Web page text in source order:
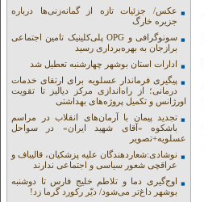
عکس/ جزئیات تازه از گمانه‌زنی‌ها درباره
جزیره خارگ
سونوگرافی و OPG پلی‌کلینیک تامین اجتماعی
برازجان به بهره‌برداری رسید
ادارات استان بوشهر چهارشنبه تعطیل شد
پیگیری فرماندار عسلویه برای ارتقای خدمات
درمانی؛ از راه‌اندازی مرکز دیالیز تا تقویت
اورژانس و تکمیل پروژه‌های بهداشتی
تجدید پیمان با آرمان‌های انقلاب در مراسم
باشکوه «آقای شهید ایران» در سواحل
عسلویه+تصویر
نوشادی:شعاردهندگان علیه پزشکیان، قالیباف و
عراقچی شعور سیاسی و اجتماعی ندارند
اوج‌گیری دما و تلاطم خلیج فارس تا دوشنبه
بوشهر داغ‌تر می‌شود/ دیّر رکورد گرما زد!